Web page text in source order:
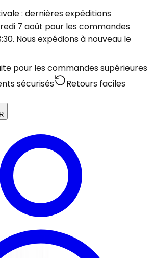
: dernières expéditions
7 août pour les commandes
Nous expédions à nouveau le
pour les commandes supérieures
sécurisés Retours faciles